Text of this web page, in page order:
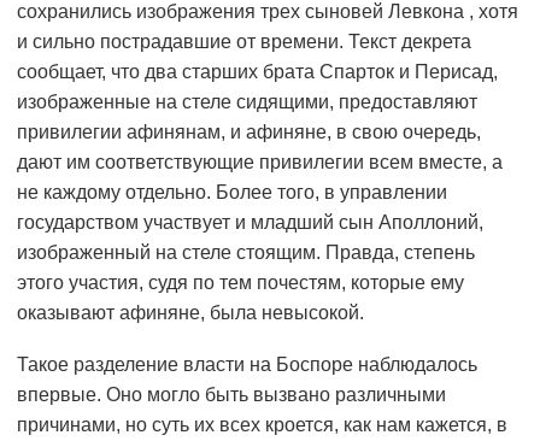
сохранились изображения трех сыновей Левкона , хотя
и сильно пострадавшие от времени. Текст декрета
сообщает, что два старших брата Спарток и Перисад,
изображенные на стеле сидящими, предоставляют
привилегии афинянам, и афиняне, в свою очередь,
дают им соответствующие привилегии всем вместе, а
не каждому отдельно. Более того, в управлении
государством участвует и младший сын Аполлоний,
изображенный на стеле стоящим. Правда, степень
этого участия, судя по тем почестям, которые ему
оказывают афиняне, была невысокой.
Такое разделение власти на Боспоре наблюдалось
впервые. Оно могло быть вызвано различными
причинами, но суть их всех кроется, как нам кажется, в